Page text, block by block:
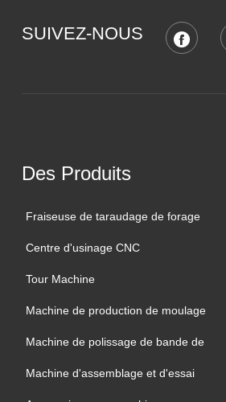
SUIVEZ-NOUS
Des Produits
Fraiseuse de taraudage de forage
Centre d'usinage CNC
Tour Machine
Machine de production de moulage
Machine de polissage de bande de
Machine d'assemblage et d'essai